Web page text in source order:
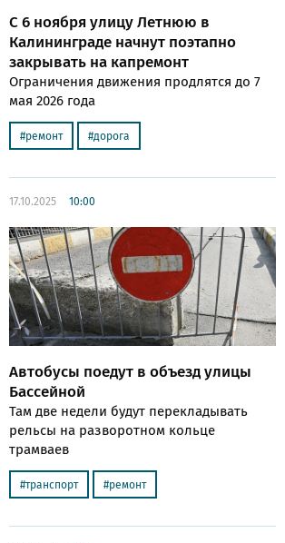
С 6 ноября улицу Летнюю в
Калининграде начнут поэтапно
закрывать на капремонт
Ограничения движения продлятся до 7
мая 2026 года
ремонт дорога
17.10.2025 10:00
Автобусы поедут в объезд улицы
Бассейной
Там две недели будут перекладывать
рельсы на разворотном кольце
трамваев
транспорт ремонт